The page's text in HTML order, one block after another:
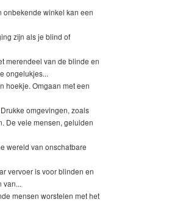
onbekende winkel kan een
zijn als je blind of
merendeel van de blinde en
ongelukjes...
hoekje. Omgaan met een
Drukke omgevingen, zoals
De vele mensen, geluiden
wereld van onschatbare
vervoer is voor blinden en
van...
mensen worstelen met het